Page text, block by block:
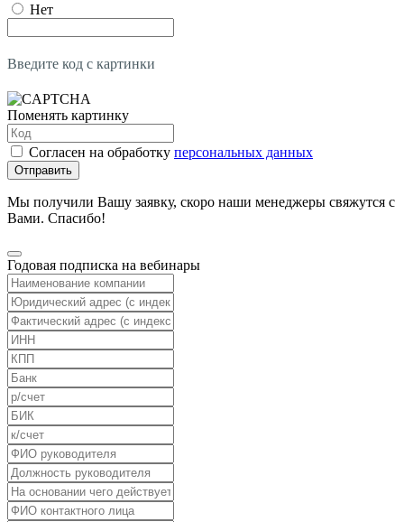
Нет
Введите код с картинки
Поменять картинку
Согласен на обработку персональных данных
Отправить
Мы получили Вашу заявку, скоро наши менеджеры свяжутся с
Вами. Спасибо!
Годовая подписка на вебинары